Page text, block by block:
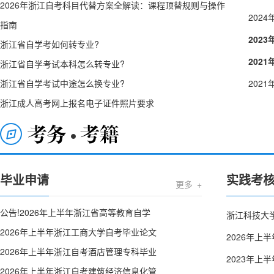
2026年浙江自考科目代替方案全解读：课程顶替规则与操作
指南
浙江省自学考如何转专业?
浙江省自学考试本科怎么转专业?
浙江省自学考试中途怎么换专业?
浙江成人高考网上报名电子证件照片要求
2024
2023
2021
2021
考务考籍
毕业申请 更多 +
公告!2026年上半年浙江省高等教育自学
2026年上半年浙江工商大学自考毕业论文
2026年上半年浙江自考酒店管理专科毕业
2026年上半年浙江自考建筑经济信息化管
实践考
浙江科技大
2026年上
2023年上